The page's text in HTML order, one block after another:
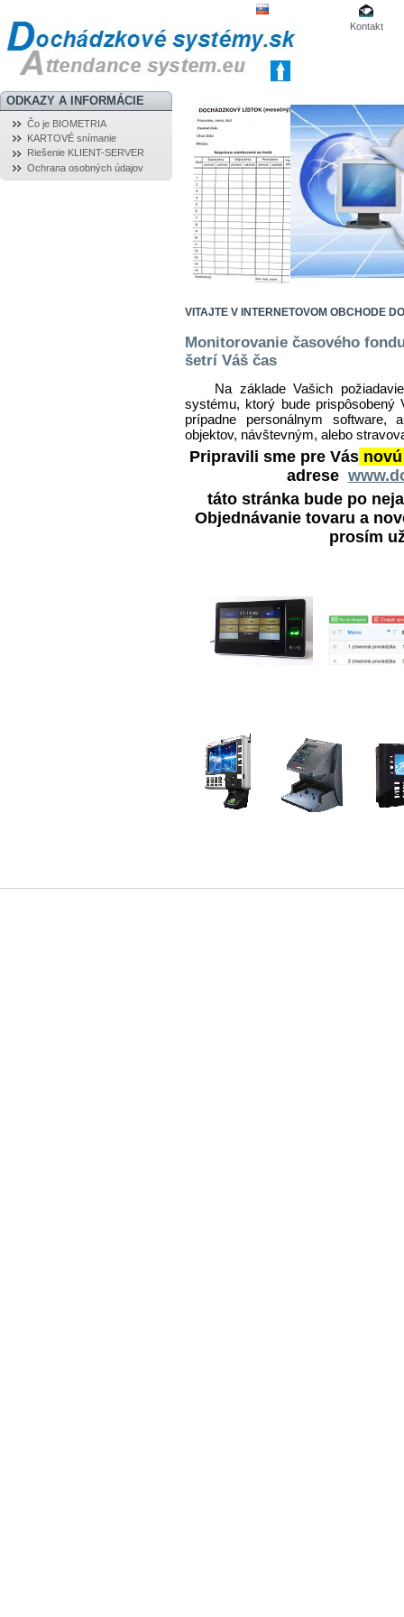
Kontakt
ODKAZY A INFORMÁCIE
Čo je BIOMETRIA
KARTOVÉ snímanie
Riešenie KLIENT-SERVER
Ochrana osobných údajov
VITAJTE V INTERNETOVOM OBCHODE
Monitorovanie časového
šetrí Váš čas
Na základe Vašich
systému, ktorý bude prispôsobený
prípadne personálnym
objektov, návštevným, alebo
Pripravili sme pre Vásnovú
adrese
táto stránka bude po
Objednávanie tovaru a
prosím